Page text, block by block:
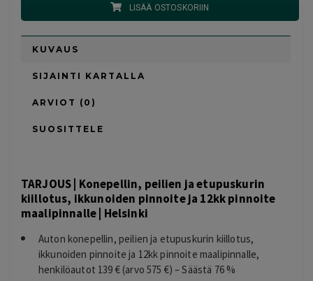
LISÄÄ OSTOSKORIIN
KUVAUS
SIJAINTI KARTALLA
ARVIOT (0)
SUOSITTELE
TARJOUS | Konepellin, peilien ja etupuskurin
kiillotus, ikkunoiden pinnoite ja 12kk pinnoite
maalipinnalle | Helsinki
Auton konepellin, peilien ja etupuskurin kiillotus,
ikkunoiden pinnoite ja 12kk pinnoite maalipinnalle,
henkilöautot 139 € (arvo 575 €) – Säästä 76 %